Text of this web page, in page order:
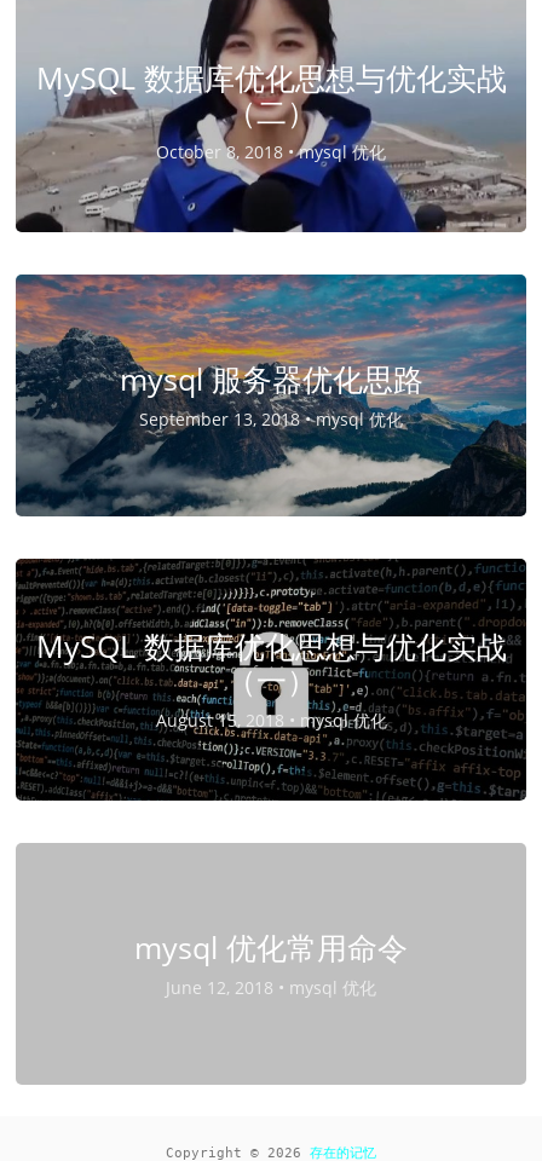
MySQL 数据库优化思想与优化实战
（二）
October 8, 2018 •mysql 优化
mysql 服务器优化思路
September 13, 2018 •mysql 优化
MySQL 数据库优化思想与优化实战
（一）
August 15, 2018 • mysql 优化
mysql 优化常用命令
June 12, 2018 • mysql 优化
Copyright © 2026 存在的记忆